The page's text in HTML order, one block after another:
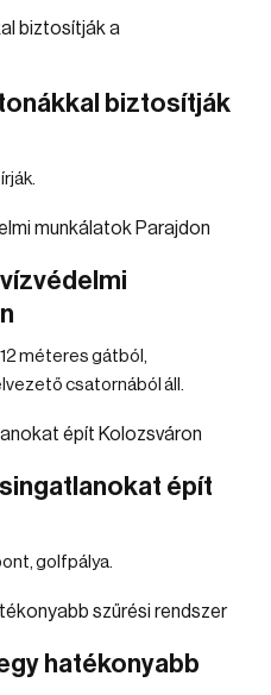
biztosítják
méteres gátból,
csatornából áll.
épít
golfpálya.
hatékonyabb